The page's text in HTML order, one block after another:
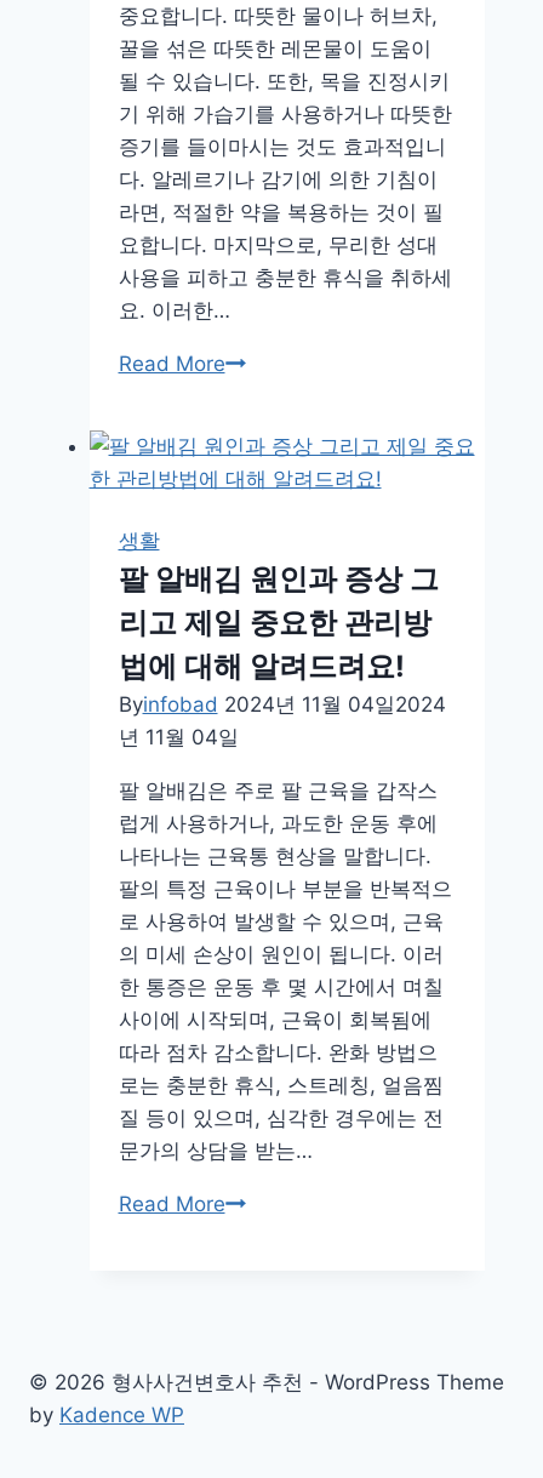
리
제
대
로
해
요!
중요합니다. 따뜻한 물이나 허브차,
꿀을 섞은 따뜻한 레몬물이 도움이
될 수 있습니다. 또한, 목을 진정시키
기 위해 가습기를 사용하거나 따뜻한
증기를 들이마시는 것도 효과적입니
다. 알레르기나 감기에 의한 기침이
라면, 적절한 약을 복용하는 것이 필
요합니다. 마지막으로, 무리한 성대
사용을 피하고 충분한 휴식을 취하세
요. 이러한…
Read More잔
멈
추
법
콜
록
거
리
문
제
제
대
로
해
결
해
요!
생활
팔 알배김 원인과 증상 그
리고 제일 중요한 관리방
법에 대해 알려드려요!
Byinfobad 2024년 11월 04일2024
년 11월 04일
팔 알배김은 주로 팔 근육을 갑작스
럽게 사용하거나, 과도한 운동 후에
나타나는 근육통 현상을 말합니다.
팔의 특정 근육이나 부분을 반복적으
로 사용하여 발생할 수 있으며, 근육
의 미세 손상이 원인이 됩니다. 이러
한 통증은 운동 후 몇 시간에서 며칠
사이에 시작되며, 근육이 회복됨에
따라 점차 감소합니다. 완화 방법으
로는 충분한 휴식, 스트레칭, 얼음찜
질 등이 있으며, 심각한 경우에는 전
문가의 상담을 받는…
Read More팔
© 2026 형사사건변호사 추천 - WordPress Theme
by Kadence WP